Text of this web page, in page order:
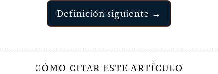
Definición siguiente →
CÓMO CITAR ESTE ARTÍCULO